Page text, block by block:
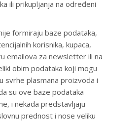
ili prikupljanja na određeni
formiraju baze podataka,
korisnika, kupaca,
emailova za newsletter ili na
obim podataka koji mogu
svrhe plasmana proizvoda i
su ove baze podataka
i nekada predstavljaju
prednost i nose veliku